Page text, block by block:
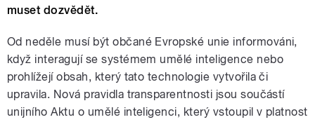
muset dozvědět.
Od neděle musí být občané Evropské unie informováni,
když interagují se systémem umělé inteligence nebo
prohlížejí obsah, který tato technologie vytvořila či
upravila. Nová pravidla transparentnosti jsou součástí
unijního Aktu o umělé inteligenci, který vstoupil v platnost